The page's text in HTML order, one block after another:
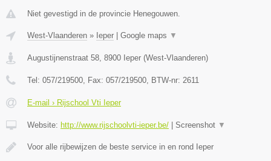
Niet gevestigd in de provincie Henegouwen.
West-Vlaanderen » Ieper Google maps ▼
Augustijnenstraat 58, 8900 Ieper (West-Vlaanderen)
Tel: 057/219500, Fax: 057/219500, BTW-nr: 2611
E-mail › Rijschool Vti Ieper
Website: http://www.rijschoolvti-ieper.be/ Screenshot ▼
Voor alle rijbewijzen de beste service in en rond Ieper